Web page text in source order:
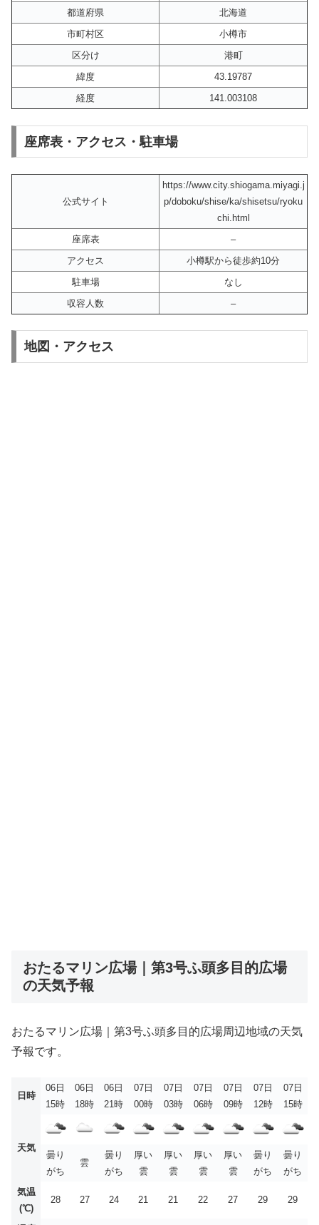
都道府県
北海道
市町村区
小樽市
区分け
港町
緯度
43.19787
経度
141.003108
座席表・アクセス・駐車場
公式サイト
https://www.city.shiogama.miyagi.j
p/doboku/shise/ka/shisetsu/ryoku
chi.html
座席表
–
アクセス
小樽駅から徒歩約10分
駐車場
なし
収容人数
–
地図・アクセス
おたるマリン広場｜第3号ふ頭多目的広場
の天気予報
おたるマリン広場｜第3号ふ頭多目的広場周辺地域の天気
予報です。
日時
06日
15時
06日
18時
06日
21時
07日
00時
07日
03時
07日
06時
07日
09時
07日
12時
07日
15時
天気
曇り
がち
雲
曇り
がち
厚い
雲
厚い
雲
厚い
雲
厚い
雲
曇り
がち
曇り
がち
気温
(℃)
28 27 24 21 21 22 27 29 29